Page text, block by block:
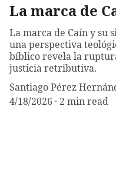
La marca de
La marca de Caín y su
una perspectiva
bíblico revela la
justicia retributiva.
Santiago Pérez
4/18/2026
2 min read